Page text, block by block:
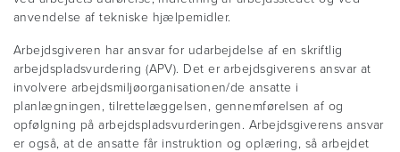
anvendelse af tekniske hjælpemidler.
Arbejdsgiveren har ansvar for udarbejdelse af en skriftlig
arbejdspladsvurdering (APV). Det er arbejdsgiverens ansvar at
involvere arbejdsmiljøorganisationen/de ansatte i
planlægningen, tilrettelæggelsen, gennemførelsen af og
opfølgning på arbejdspladsvurderingen. Arbejdsgiverens ansvar
er også, at de ansatte får instruktion og oplæring, så arbejdet